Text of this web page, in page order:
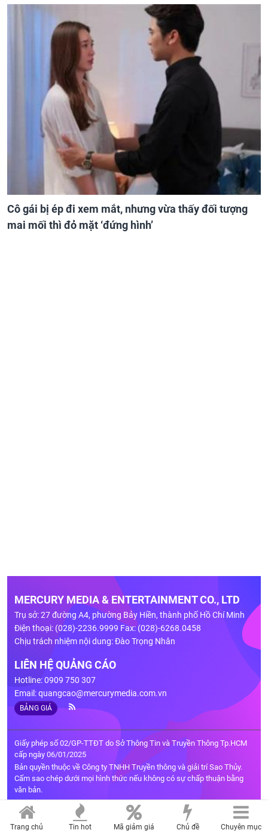
Cô gái bị ép đi xem mắt, nhưng vừa thấy đối tượng
mai mối thì đỏ mặt ‘đứng hình’
MERCURY MEDIA & ENTERTAINMENT CO., LTD
Trụ sở: 27 đường A4, phường Bảy Hiền, thành phố Hồ Chí Minh
Điện thoại: (028)-2236.9999 Fax: (028)-6268.0458
Chịu trách nhiệm nội dung: Đào Trọng Nhân
LIÊN HỆ QUẢNG CÁO
Hotline: 0909 750 307
Email:quangcao@mercurymedia.com.vn
BẢNG GIÁ
Giấy phép số 02/GP-TTĐT do Sở Thông Tin và Truyền Thông Tp.HCM
cấp ngày 06/01/2025
Bản quyền thuộc về Công ty TNHH Truyền thông và giải trí Sao Thủy.
Cấm sao chép dưới mọi hình thức nếu không có sự chấp thuận bằng
văn bản.
Trang chủ Tin hot Mã giảm giá Chủ đề Chuyên mục